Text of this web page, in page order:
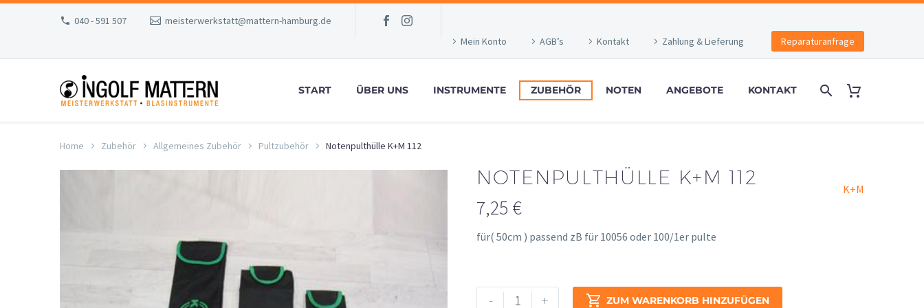
040 - 591 507
meisterwerkstatt@mattern-hamburg.de
Mein Konto
AGB’s Kontakt Zahlung & Lieferung Reparaturanfrage
START ÜBER UNS INSTRUMENTE ZUBEHÖR NOTEN ANGEBOTE KONTAKT
Home Zubehör Allgemeines Zubehör Pultzubehör Notenpulthülle K+M 112
NOTENPULTHÜLLE K+M 112
K+M
7,25 €
für( 50cm ) passend zB für 10056 oder 100/1er pulte
-
Notenpulthülle+  ZUM WARENKORB HINZUFÜGEN
Alternative: